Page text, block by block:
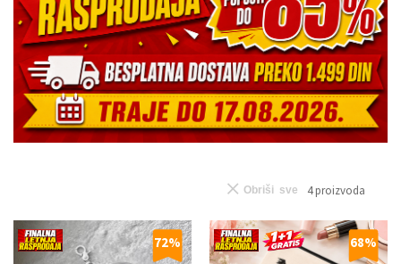
4proizvoda
Obriši sve
72% 68%